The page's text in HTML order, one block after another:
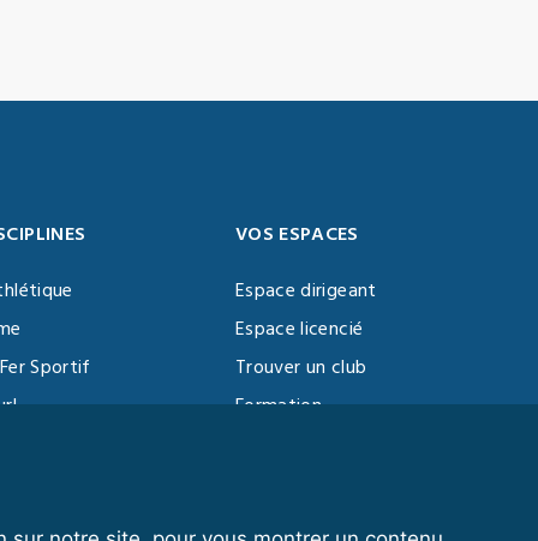
Sportif
VOS ESPACES
Espace dirigeant
Espace licencié
Trouver un club
Formation